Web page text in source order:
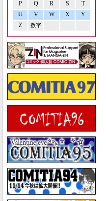
P Q R S
T
U
V W X
Y
Z
数字